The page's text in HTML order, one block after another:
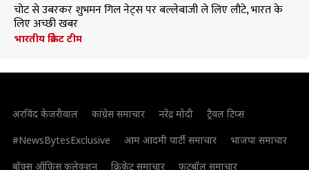
चोट से उबरकर शुभमन गिल नेट्स पर बल्लेबाजी ले लिए लौटे, भारत के
लिए अच्छी खबर
भारतीय क्रिकेट टीम
अरविंद केजरीवाल कांग्रेस समाचार नरेंद्र मोदी
ट्रैवल टिप्स
#NewsBytesExclusive
आम आदमी पार्टी समाचार
भाजपा समाचार
बॉक्स ऑफिस कलेक्शन
क्रिकेट समाचार फुटबॉल समाचार